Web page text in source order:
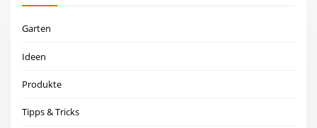
Garten
Ideen
Produkte
Tipps & Tricks